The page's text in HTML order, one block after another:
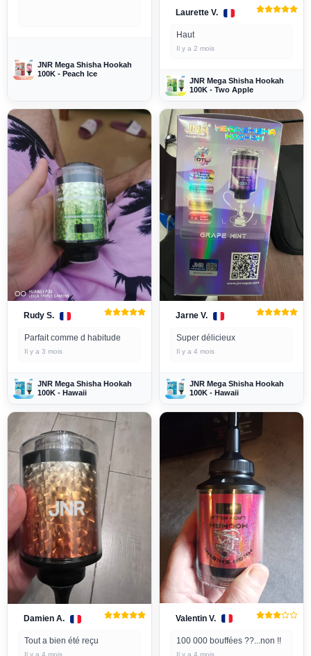
JNR Mega Shisha Hookah
100K - Peach Ice
Laurette V.
Haut
Il y a 2 mois
JNR Mega Shisha Hookah
100K - Two Apple
Rudy S.
Parfait comme d habitude
Il y a 3 mois
JNR Mega Shisha Hookah
100K - Hawaii
Jarne V.
Super délicieux
Il y a 4 mois
JNR Mega Shisha Hookah
100K - Hawaii
Damien A.
Tout a bien été reçu
Il y a 4 mois
Valentin V.
100 000 bouffées ??...non !!
Il y a 4 mois